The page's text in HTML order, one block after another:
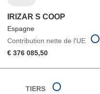
IRIZAR S COOP
Espagne
Contribution nette de l'UE
€ 376 085,50
TIERS